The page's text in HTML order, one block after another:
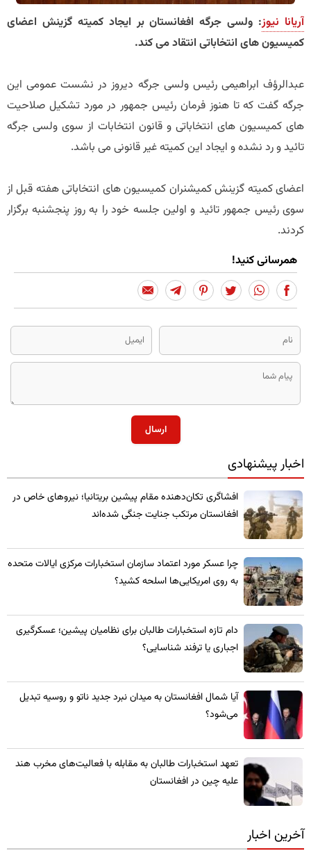
آریانا نیوز: ولسی جرگه افغانستان بر ایجاد کمیته گزینش اعضای
کمیسیون های انتخاباتی انتقاد می کند.
عبدالرؤف ابراهیمی رئیس ولسی جرگه دیروز در نشست عمومی این
جرگه گفت که تا هنوز فرمان رئیس جمهور در مورد تشکیل صلاحیت
های کمیسیون های انتخاباتی و قانون انتخابات از سوی ولسی جرگه
تائید و رد نشده و ایجاد این کمیته غیر قانونی می باشد.
اعضای کمیته گزینش کمیشنران کمیسیون های انتخاباتی هفته قبل از
سوی رئیس جمهور تائید و اولین جلسه خود را به روز پنجشنبه برگزار
کردند.
همرسانی کنید!
ارسال
اخبار پیشنهادی
​افشاگری تکان‌دهنده مقام پیشین بریتانیا؛ نیروهای خاص در
افغانستان مرتکب جنایت جنگی شده‌اند
چرا عسکر مورد اعتماد سازمان استخبارات مرکزی ایالات متحده
به روی امریکایی‌ها اسلحه کشید؟
​دام تازه استخبارات طالبان برای نظامیان پیشین؛ عسکرگیری
اجباری یا ترفند شناسایی؟
​آیا شمال افغانستان به میدان نبرد جدید ناتو و روسیه تبدیل
می‌شود؟
تعهد استخبارات طالبان به مقابله با فعالیت‌های مخرب هند
علیه چین در افغانستان
آخرین اخبار